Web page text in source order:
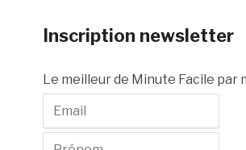
Inscription newsletter
Le meilleur de Minute Facile par